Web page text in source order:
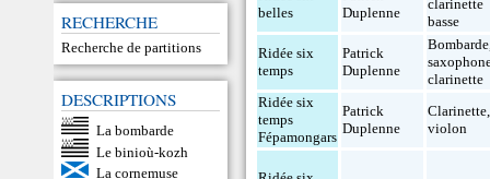
RECHERCHE
Recherche de partitions
DESCRIPTIONS
La bombarde
Le binioù-kozh
La cornemuse
belles
Duplenne
clarinette
basse
Ridée six
temps
Patrick
Duplenne
Bombarde
clarinette
Ridée six
temps
Fépamongars
Patrick
Duplenne
Clarinette,
violon